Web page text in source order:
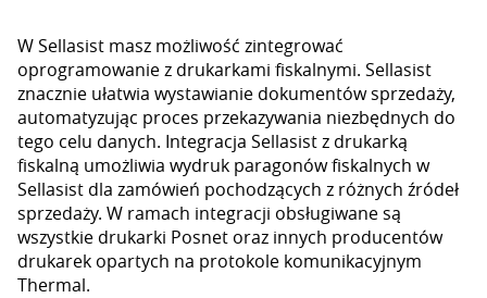
W Sellasist masz możliwość zintegrować
oprogramowanie z drukarkami fiskalnymi. Sellasist
znacznie ułatwia wystawianie dokumentów sprzedaży,
automatyzując proces przekazywania niezbędnych do
tego celu danych. Integracja Sellasist z drukarką
fiskalną umożliwia wydruk paragonów fiskalnych w
Sellasist dla zamówień pochodzących z różnych źródeł
sprzedaży. W ramach integracji obsługiwane są
wszystkie drukarki Posnet oraz innych producentów
drukarek opartych na protokole komunikacyjnym
Thermal.